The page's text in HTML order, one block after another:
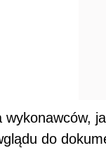
wykonawców,
do